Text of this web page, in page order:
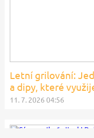
Letní grilování:
a dipy, které
11. 7. 2026 04:56